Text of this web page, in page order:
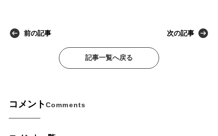
前の記事
記事一覧へ戻る
次の記事
コメントComments